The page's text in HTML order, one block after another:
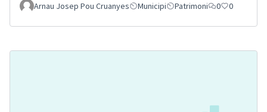
Arnau Josep Pou Cruanyes Municipi Patrimoni 0 0